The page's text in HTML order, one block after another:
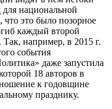
для национальной
что это было позорное
каждый второй
Так, например, в 2015 г.
события
даже запустила
18 авторов в
к годовщине
празднику.